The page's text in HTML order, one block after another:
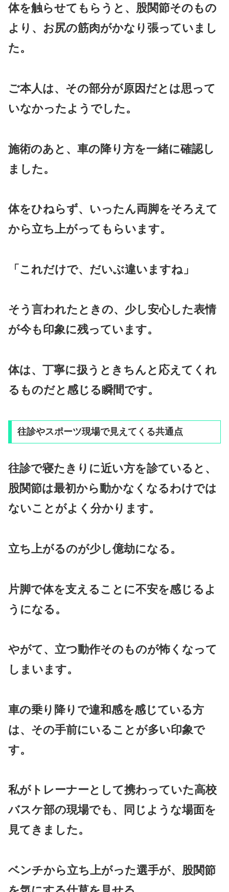
体を触らせてもらうと、股関節そのもの
より、お尻の筋肉がかなり張っていまし
た。
ご本人は、その部分が原因だとは思って
いなかったようでした。
施術のあと、車の降り方を一緒に確認し
ました。
体をひねらず、いったん両脚をそろえて
から立ち上がってもらいます。
「これだけで、だいぶ違いますね」
そう言われたときの、少し安心した表情
が今も印象に残っています。
体は、丁寧に扱うときちんと応えてくれ
るものだと感じる瞬間です。
往診やスポーツ現場で見えてくる共通点
往診で寝たきりに近い方を診ていると、
股関節は最初から動かなくなるわけでは
ないことがよく分かります。
立ち上がるのが少し億劫になる。
片脚で体を支えることに不安を感じるよ
うになる。
やがて、立つ動作そのものが怖くなって
しまいます。
車の乗り降りで違和感を感じている方
は、その手前にいることが多い印象で
す。
私がトレーナーとして携わっていた高校
バスケ部の現場でも、同じような場面を
見てきました。
ベンチから立ち上がった選手が、股関節